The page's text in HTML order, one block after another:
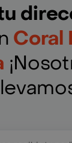
Coral